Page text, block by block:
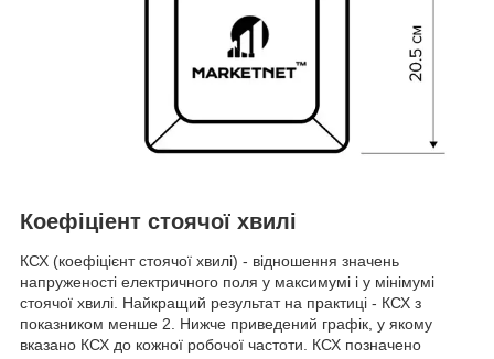
Коефіціент стоячої хвилі
КСХ (коефіцієнт стоячої хвилі) - відношення значень
напруженості електричного поля у максимумі і у мінімумі
стоячої хвилі. Найкращий результат на практиці - КСХ з
показником менше 2. Нижче приведений графік, у якому
вказано КСХ до кожної робочої частоти. КСХ позначено